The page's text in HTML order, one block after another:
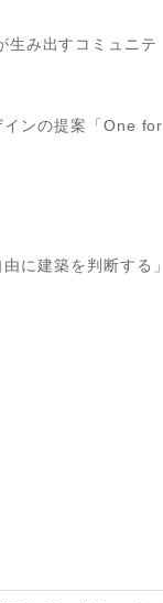
み出すコミュニテ
インの提案「One for
に建築を判断する」